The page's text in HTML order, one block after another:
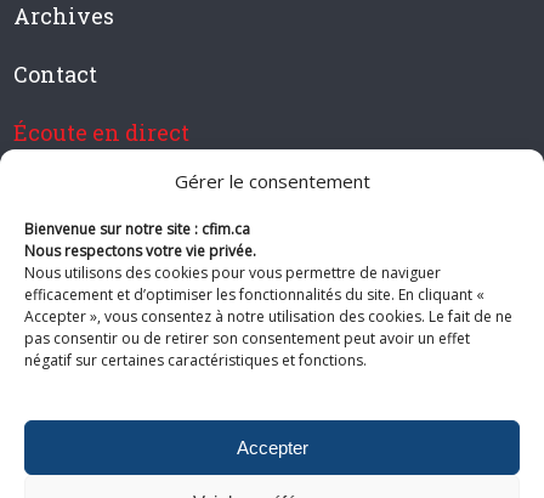
Gérer le consentement
Bienvenue sur notre site : cfim.ca
Nous respectons votre vie privée.
Nous utilisons des cookies pour vous permettre de naviguer
efficacement et d’optimiser les fonctionnalités du site. En cliquant «
Accepter », vous consentez à notre utilisation des cookies. Le fait de ne
pas consentir ou de retirer son consentement peut avoir un effet
négatif sur certaines caractéristiques et fonctions.
Accepter
Archives
Contact
Écoute en direct
Devenir membre de CFIM
Suivez-nous